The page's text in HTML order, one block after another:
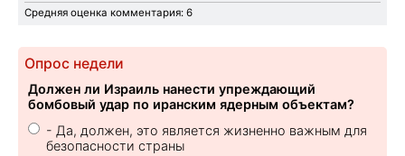
Средняя оценка комментария: 6
Опрос недели
Должен ли Израиль нанести упреждающий
бомбовый удар по иранским ядерным объектам?
- Да, должен, это является жизненно важным для
безопасности страны